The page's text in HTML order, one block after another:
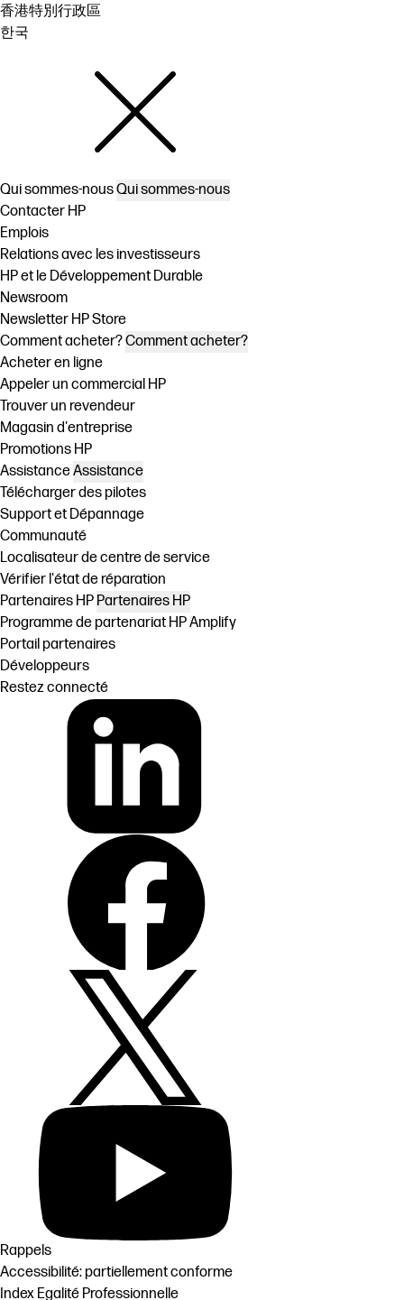
香港特別行政區
한국
Qui sommes-nousQui sommes-nous
Contacter HP
Emplois
Relations avec les investisseurs
HP et le Développement Durable
Newsroom
Newsletter HP Store
Comment acheter?Comment acheter?
Acheter en ligne
Appeler un commercial HP
Trouver un revendeur
Magasin d'entreprise
Promotions HP
AssistanceAssistance
Télécharger des pilotes
Support et Dépannage
Communauté
Localisateur de centre de service
Vérifier l'état de réparation
Partenaires HP Partenaires HP
Programme de partenariat HP Amplify
Portail partenaires
Développeurs
Restez connecté
Rappels
Accessibilité: partiellement conforme
Index Egalité Professionnelle